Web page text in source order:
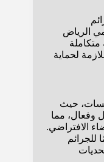
الرياض
متكاملة
لحماية
حيث
وفعال، مما
الافتراضي.
للجرائم